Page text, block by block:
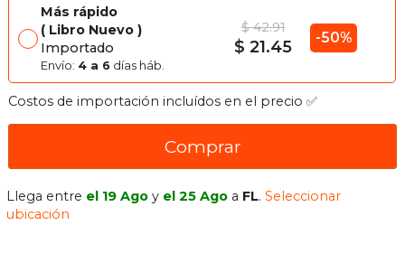
Más rápido
Libro Nuevo
Importado
Envío: 4 a 6 días háb.
$ 42.91
$ 21.45 -50%
Costos de importación incluídos en el precio ✅
Comprar
Llega entre el 19 Ago y el 25 Ago a FL.Seleccionar
ubicación